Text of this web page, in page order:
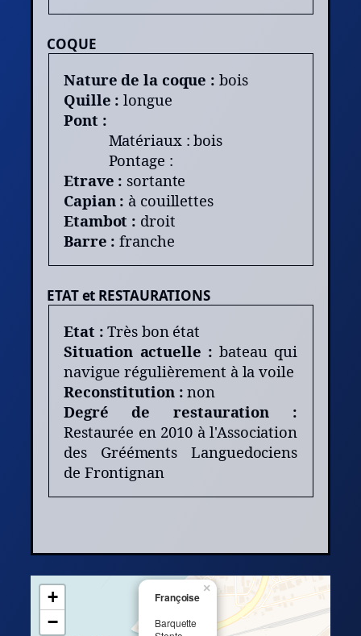
COQUE
Nature de la coque : bois
Quille :longue
Pont :
Matériaux : bois
Pontage :
Etrave : sortante
Capian : à couillettes
Etambot : droit
Barre :franche
ETAT et RESTAURATIONS
Etat :Très bon état
Situation actuelle :bateau qui
navigue régulièrement à la voile
Reconstitution :non
Degré de restauration :
Restaurée en 2010 à l'Association
des Grééments Languedociens
de Frontignan
Françoise
Barquette
×
+
−